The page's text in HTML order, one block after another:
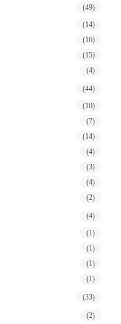
(49)
(14)
(16)
(15)
(4)
(44)
(10)
(7)
(14)
(4)
(3)
(4)
(2)
(4)
(1)
(1)
(1)
(1)
(33)
(2)